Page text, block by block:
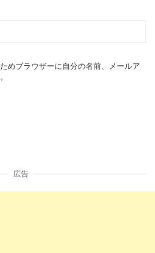
めブラウザーに自分の名前、メールア
広告